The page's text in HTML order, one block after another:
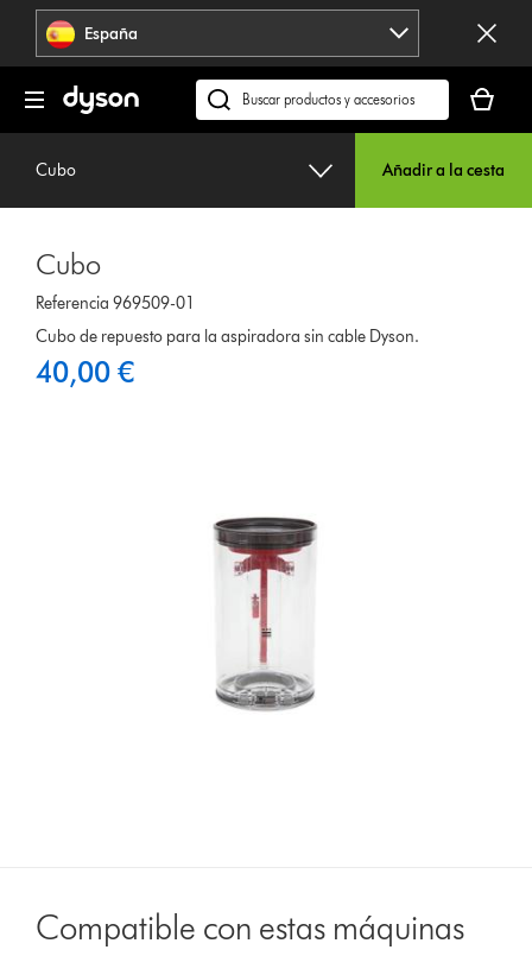
Omitir
navegación España
Buscar
en
cesta
está
Cubo Añadir a la cesta
Cubo
Referencia 969509-01
Cubo de repuesto para la aspiradora sin cable Dyson.
40,00 €
Compatible con estas máquinas